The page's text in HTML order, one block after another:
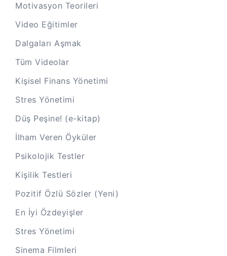
Motivasyon Teorileri
Video Eğitimler
Dalgaları Aşmak
Tüm Videolar
Kişisel Finans Yönetimi
Stres Yönetimi
Düş Peşine! (e-kitap)
İlham Veren Öyküler
Psikolojik Testler
Kişilik Testleri
Pozitif Özlü Sözler (Yeni)
En İyi Özdeyişler
Stres Yönetimi
Sinema Filmleri